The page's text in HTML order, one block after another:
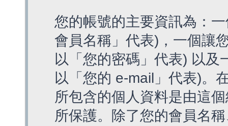
您的帳號的主要資訊為：
會員名稱」代表)，一個讓
以「您的密碼」代表) 以及
以「您的 e-mail」代表)。
所包含的個人資料是由這
所保護。除了您的會員名